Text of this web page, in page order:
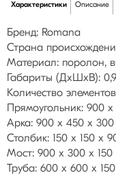
Характеристики Описание
Бренд: Romana
Страна
Материал: поролон,
Габариты (ДхШхВ):
Количество
Прямоугольник: 900
Арка: 900 х 450 х
Столбик: 150 х 150 х
Мост: 900 х 300 х
Труба: 600 х 600 х